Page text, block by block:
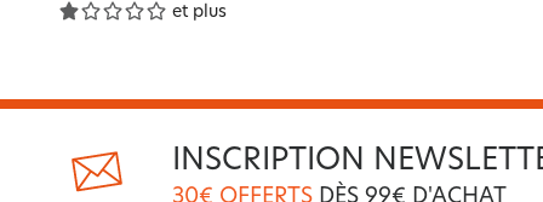
et plus
INSCRIPTION